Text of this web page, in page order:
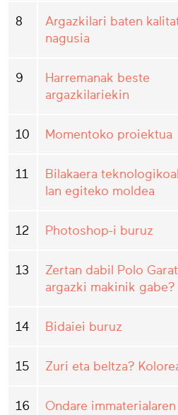
8
Argazkilari baten
nagusia
9
Harremanak beste
argazkilariekin
10 Momentoko proiektua
11
Bilakaera
lan egiteko moldea
12 Photoshop-i buruz
13
Zertan dabil Polo
argazki makinik gabe?
14 Bidaiei buruz
15 Zuri eta beltza?
16
Ondare immaterialaren